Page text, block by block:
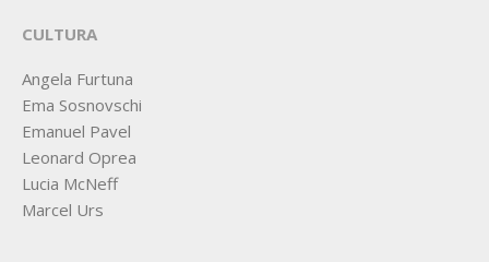
CULTURA
Angela Furtuna
Ema Sosnovschi
Emanuel Pavel
Leonard Oprea
Lucia McNeff
Marcel Urs